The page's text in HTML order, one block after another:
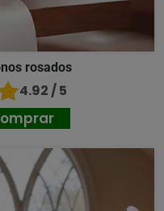
rosados
4.92 / 5